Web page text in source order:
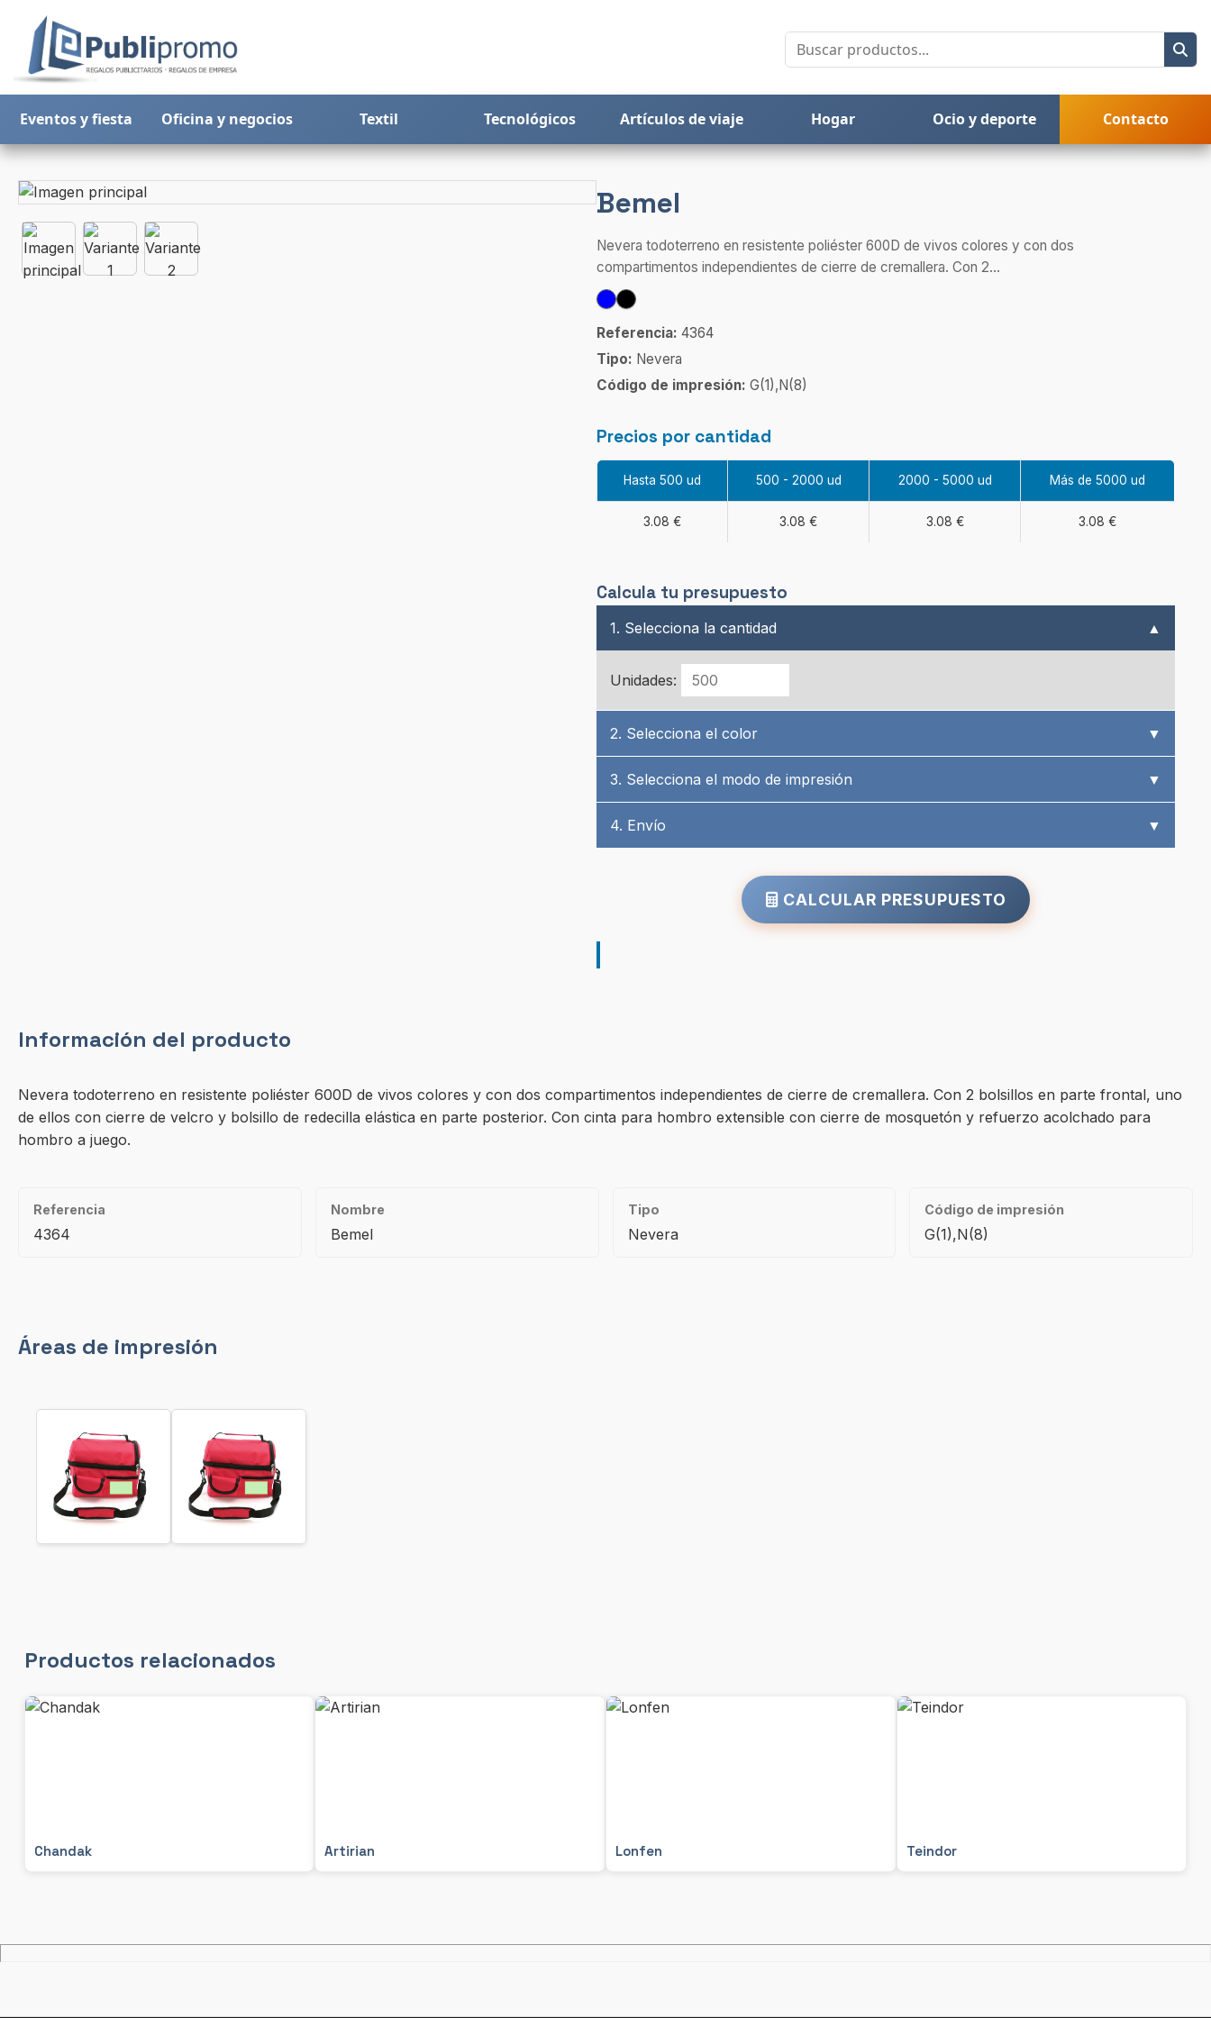
Eventos y fiesta Oficina y negocios Textil Tecnológicos Artículos de viaje Hogar Ocio y deporte Contacto
Bemel
Nevera todoterreno en resistente poliéster 600D de vivos colores y con dos
compartimentos independientes de cierre de cremallera. Con 2...
Referencia: 4364
Tipo: Nevera
Código de impresión: G(1),N(8)
Precios por cantidad
Hasta 500 ud 500 - 2000 ud 2000 - 5000 ud Más de 5000 ud
3.08 € 3.08 € 3.08 € 3.08 €
Calcula tu presupuesto
1. Selecciona la cantidad ▲
Unidades:
2. Selecciona el color ▼
3. Selecciona el modo de impresión ▼
4. Envío ▼
CALCULAR PRESUPUESTO
Información del producto
Nevera todoterreno en resistente poliéster 600D de vivos colores y con dos compartimentos independientes de cierre de cremallera. Con 2 bolsillos en parte frontal, uno
de ellos con cierre de velcro y bolsillo de redecilla elástica en parte posterior. Con cinta para hombro extensible con cierre de mosquetón y refuerzo acolchado para
hombro a juego.
Referencia
4364
Nombre
Bemel
Tipo
Nevera
Código de impresión
G(1),N(8)
Áreas de impresión
Productos relacionados
Chandak Artirian Lonfen Teindor